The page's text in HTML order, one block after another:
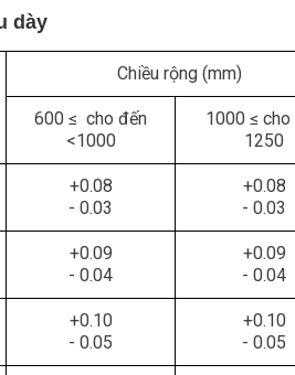
dày
Chiều rộng (mm)
600 ≤ cho đến
<1000
1000 ≤ cho
1250
+0.08
- 0.03
+0.08
- 0.03
+0.09
- 0.04
+0.09
- 0.04
+0.10
- 0.05
+0.10
- 0.05